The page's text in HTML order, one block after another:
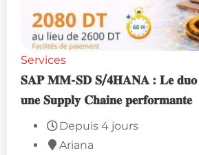
Services
𝐒𝐀𝐏 𝐌𝐌-𝐒𝐃 𝐒/𝟒𝐇𝐀𝐍𝐀 : 𝐋𝐞 𝐝𝐮𝐨
𝐮𝐧𝐞 𝐒𝐮𝐩𝐩𝐥𝐲 𝐂𝐡𝐚𝐢𝐧𝐞 𝐩𝐞𝐫𝐟𝐨𝐫𝐦𝐚𝐧𝐭𝐞
Depuis 4 jours
Ariana